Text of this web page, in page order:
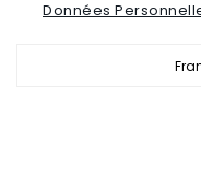
Données